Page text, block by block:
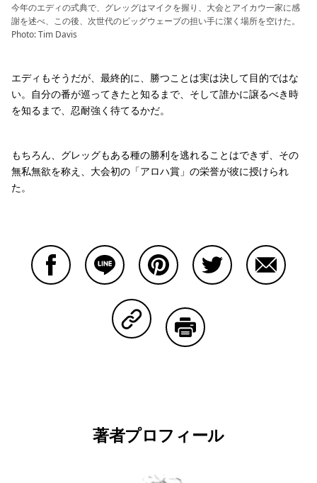
今年のエディの式典で、グレッグはマイクを握り、大会とアイカウ一家に感
謝を述べ、この後、次世代のビッグウェーブの担い手に潔く場所を空けた。
Photo: Tim Davis
エディもそうだが、最終的に、勝つことは実は決して目的ではな
い。自分の番が巡ってきたと知るまで、そして誰かに譲るべき時
を知るまで、忍耐強く待てるかだ。
もちろん、グレッグもある種の勝利を逃れることはできず、その
無私無欲を称え、大会初の「アロハ賞」の栄誉が彼に授けられ
た。
Copy Linkで共有する
著者プロフィール